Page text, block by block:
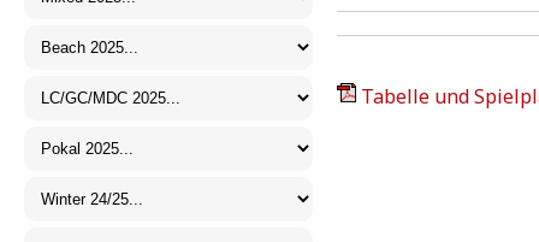
Tabelle und